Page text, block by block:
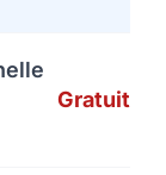
Gratuit